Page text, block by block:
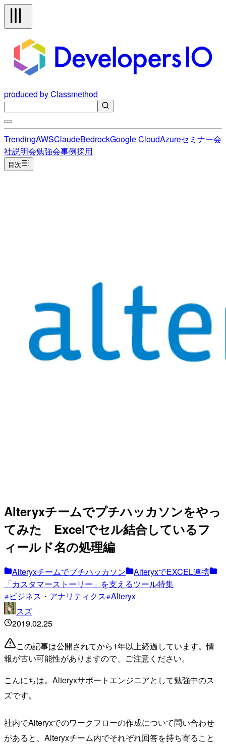
produced by Classmethod
TrendingAWSClaudeBedrockGoogle CloudAzureセミナー会
社説明会勉強会事例採用
目次
Alteryxチームでプチハッカソンをやっ
てみた Excelでセル結合しているフ
ィールド名の処理編
Alteryxチームでプチハッカソン
AlteryxでEXCEL連携
「カスタマーストーリー」を支えるツール特集
ビジネス・アナリティクス Alteryx
スズ
2019.02.25
この記事は公開されてから1年以上経過しています。情
報が古い可能性がありますので、ご注意ください。
こんにちは。Alteryxサポートエンジニアとして勉強中のス
ズです。
社内でAlteryxでのワークフローの作成について問い合わせ
があると、Alteryxチーム内でそれぞれ回答を持ち寄ること